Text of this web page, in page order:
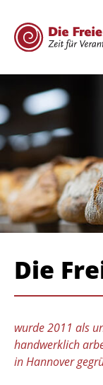
Die
wurde 2011 als
handwerklich
in Hannover